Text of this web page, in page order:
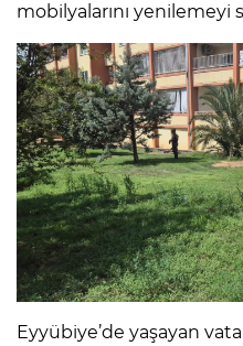
mobilyalarını yenilemeyi
Eyyübiye’de yaşayan